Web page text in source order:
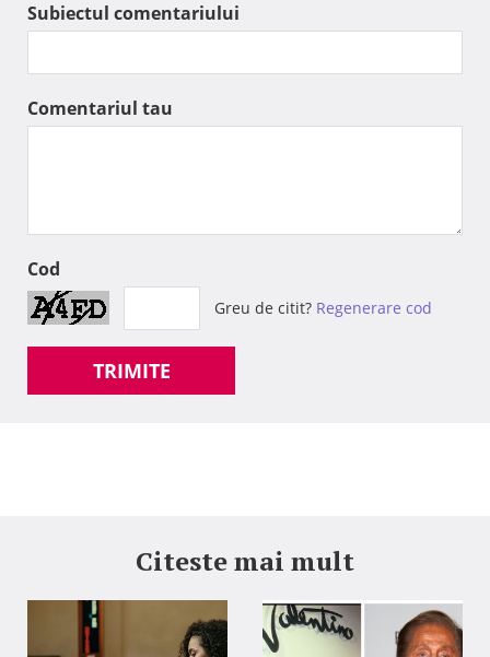
Subiectul comentariului
Comentariul tau
Cod
Greu de citit? Regenerare cod
TRIMITE
Citeste mai mult